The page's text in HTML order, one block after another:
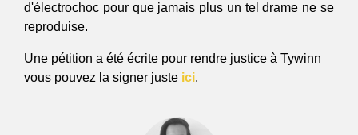
d'électrochoc pour que jamais plus un tel drame ne se
reproduise.
Une pétition a été écrite pour rendre justice à Tywinn
vous pouvez la signer juste ici.